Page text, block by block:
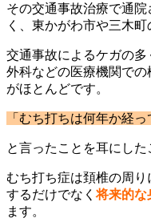
その交通事故治療で通
く、東かがわ市や三木
交通事故によるケガの
外科などの医療機関で
がほとんどです。
「むち打ちは何年か経っ
と言ったことを耳にし
むち打ち症は頚椎の周
するだけでなく将来的な
ます。